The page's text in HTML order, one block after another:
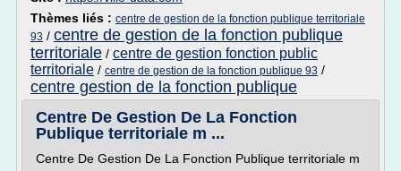
Thèmes liés : centre de gestion de la fonction publique territoriale
93 / centre de gestion de la fonction publique
territoriale / centre de gestion fonction public
territoriale / centre de gestion de la fonction publique 93 /
centre gestion de la fonction publique
Centre De Gestion De La Fonction
Publique territoriale m ...
Centre De Gestion De La Fonction Publique territoriale m